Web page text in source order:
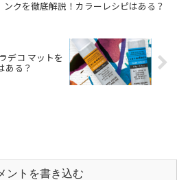
ンクを徹底解説！カラーレシピはある？
デコ マットを
ある？
ントを書き込む